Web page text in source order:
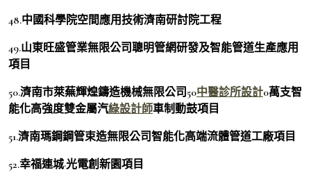
48.中國科學院空間應用技術濟南研討院工程
49.山東旺盛管業無限公司聰明管網研發及智能管道生產應用
項目
50.濟南市萊蕪輝煌鑄造機械無限公司50中醫診所設計0萬支智
能化高強度雙金屬汽綠設計師車制動鼓項目
51.濟南瑪鋼鋼管束造無限公司智能化高端流體管道工廠項目
52.幸福連城·光電創新園項目